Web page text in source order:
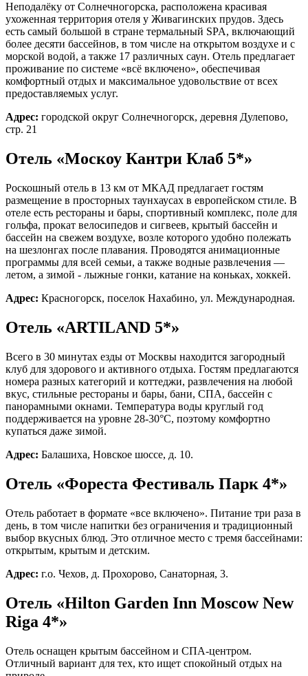
Забронировать
Тариф «Всё включено»
Проживание
Акции
О компании
Смотреть все
Об Отеле
Документы
Программа лояльности
Вакансии
Отзывы
Фотографии
Неподалёку от Солнечногорска, расположена красивая
ухоженная территория отеля у Живагинских прудов. Здесь
есть самый большой в стране термальный SPA, включающий
более десяти бассейнов, в том числе на открытом воздухе и с
морской водой, а также 17 различных саун. Отель предлагает
проживание по системе «всё включено», обеспечивая
комфортный отдых и максимальное удовольствие от всех
предоставляемых услуг.
Адрес: городской округ Солнечногорск, деревня Дулепово,
стр. 21
Отель «Москоу Кантри Клаб 5*»
Роскошный отель в 13 км от МКАД предлагает гостям
размещение в просторных таунхаусах в европейском стиле. В
отеле есть рестораны и бары, спортивный комплекс, поле для
гольфа, прокат велосипедов и сигвеев, крытый бассейн и
бассейн на свежем воздухе, возле которого удобно полежать
на шезлонгах после плавания. Проводятся анимационные
программы для всей семьи, а также водные развлечения —
летом, а зимой - лыжные гонки, катание на коньках, хоккей.
Адрес: Красногорск, поселок Нахабино, ул. Международная.
Отель «ARTILAND 5*»
Всего в 30 минутах езды от Москвы находится загородный
клуб для здорового и активного отдыха. Гостям предлагаются
номера разных категорий и коттеджи, развлечения на любой
вкус, стильные рестораны и бары, бани, СПА, бассейн с
панорамными окнами. Температура воды круглый год
поддерживается на уровне 28-30°C, поэтому комфортно
купаться даже зимой.
Адрес: Балашиха, Новское шоссе, д. 10.
Отель «Фореста Фестиваль Парк 4*»
Отель работает в формате «все включено». Питание три раза в
день, в том числе напитки без ограничения и традиционный
выбор вкусных блюд. Это отличное место с тремя бассейнами:
открытым, крытым и детским.
Адрес: г.о. Чехов, д. Прохорово, Санаторная, 3.
Отель «Hilton Garden Inn Moscow New
Riga 4*»
Отель оснащен крытым бассейном и СПА-центром.
Отличный вариант для тех, кто ищет спокойный отдых на